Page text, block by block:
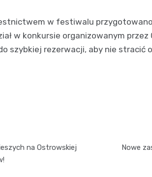
w festiwalu przygotowano
w konkursie organizowanym przez
szybkiej rezerwacji, aby nie
na Ostrowskiej
Nowe